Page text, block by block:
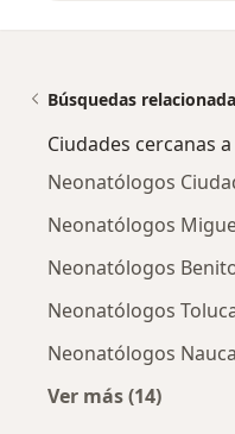
Búsquedas
Ciudades cercanas
Neonatólogos
Neonatólogos
Neonatólogos
Neonatólogos
Neonatólogos
Ver más (14)